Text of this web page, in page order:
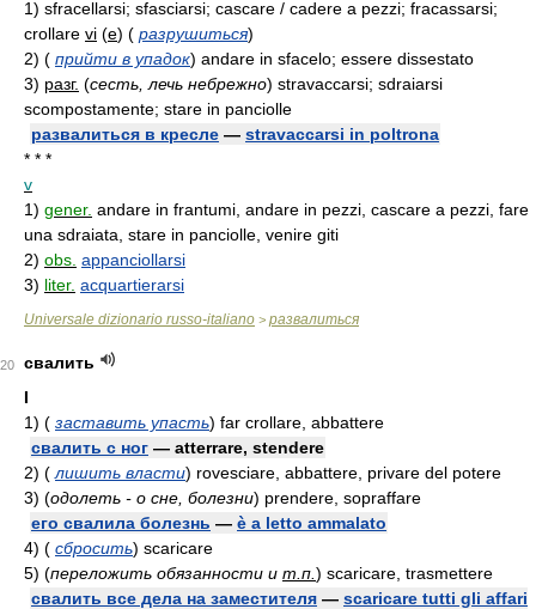
1) sfracellarsi; sfasciarsi; cascare / cadere a pezzi; fracassarsi;
crollare vi (e) ( разрушиться)
2) ( прийти в упадок) andare in sfacelo; essere dissestato
3) разг. (сесть, лечь небрежно) stravaccarsi; sdraiarsi
scompostamente; stare in panciolle
развалиться в кресле — stravaccarsi in poltrona
* * *
v
1) gener. andare in frantumi, andare in pezzi, cascare a pezzi, fare
una sdraiata, stare in panciolle, venire giti
2) obs. appanciollarsi
3) liter. acquartierarsi
Universale dizionario russo-italiano > развалиться
20
свалить
I
1) ( заставить упасть) far crollare, abbattere
свалить с ног — atterrare, stendere
2) ( лишить власти) rovesciare, abbattere, privare del potere
3) (одолеть - о сне, болезни) prendere, sopraffare
его свалила болезнь — è a letto ammalato
4) ( сбросить) scaricare
5) (переложить обязанности и т.п. ) scaricare, trasmettere
свалить все дела на заместителя — scaricare tutti gli affari